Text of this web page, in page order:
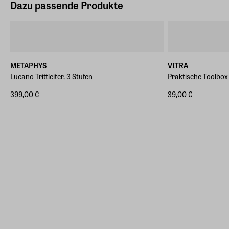
Dazu passende Produkte
METAPHYS
Lucano Trittleiter, 3 Stufen
399,00 €
VITRA
Praktische Toolbox
39,00 €